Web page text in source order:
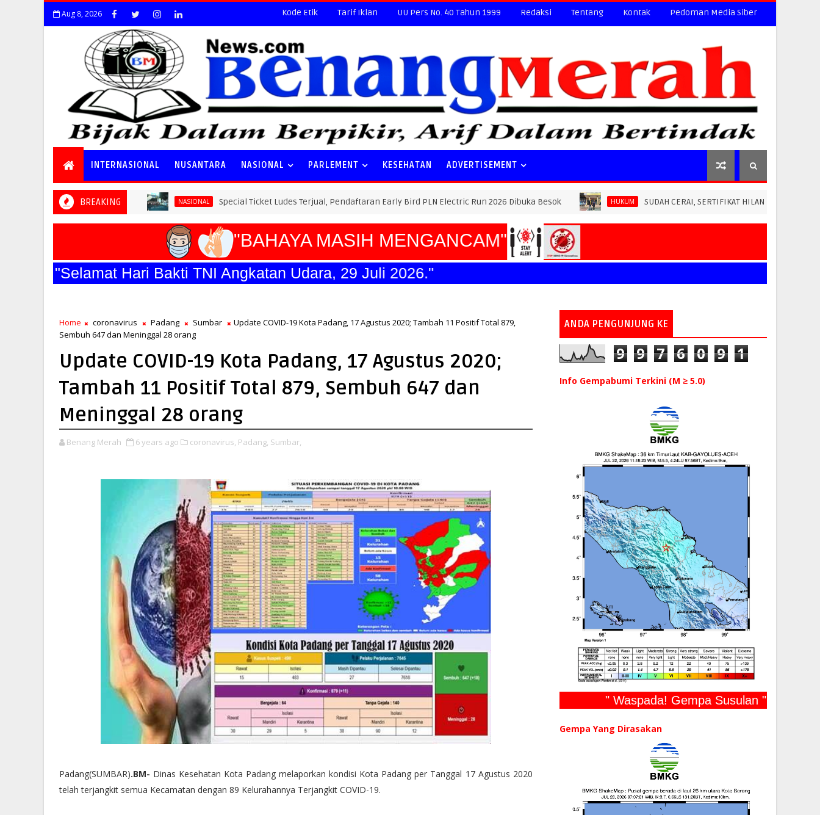
Aug 8, 2026 Kode Etik Tarif Iklan UU Pers No. 40 Tahun 1999 Redaksi Tentang Kontak Pedoman Media Siber
INTERNASIONAL NUSANTARA NASIONAL PARLEMENT KESEHATAN ADVERTISEMENT
BREAKING NASIONAL Special Ticket Ludes Terjual, Pendaftaran Early Bird PLN Electric Run 2026 Dibuka Besok HUKUM SUDAH CERAI, SERTIFIKAT HILANG: BPN PAREPARE
"BAHAYA MASIH MENGANCAM"
"Selamat Hari Bakti TNI Angkatan Udara, 29 Juli 2026."
Home coronavirus Padang Sumbar
Update COVID-19 Kota Padang, 17 Agustus 2020; Tambah 11 Positif Total 879,
Sembuh 647 dan Meninggal 28 orang
Update COVID-19 Kota Padang, 17 Agustus 2020;
Tambah 11 Positif Total 879, Sembuh 647 dan
Meninggal 28 orang
Benang Merah 6 years ago coronavirus, Padang, Sumbar,
Padang(SUMBAR).BM- Dinas Kesehatan Kota Padang melaporkan kondisi Kota Padang per Tanggal 17 Agustus 2020
telah terjangkit semua Kecamatan dengan 89 Kelurahannya Terjangkit COVID-19.
ANDA PENGUNJUNG KE
9 9 7 6 0 9 1
Info Gempabumi Terkini (M ≥ 5.0)
" Waspada! Gempa Susulan "
Gempa Yang Dirasakan